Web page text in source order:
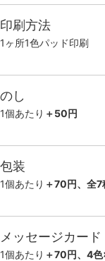
印刷方法
1ヶ所1色パッド印刷
のし
1個あたり ＋50円
包装
1個あたり ＋70円、全7
メッセージカード
1個あたり ＋70円、4